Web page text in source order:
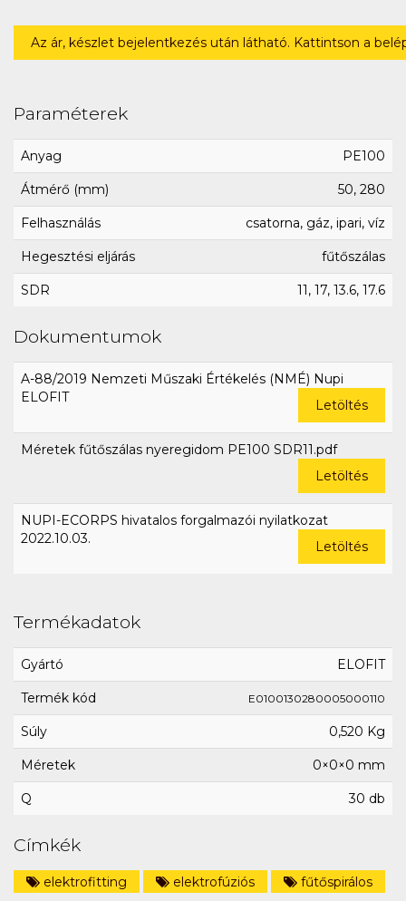
Az ár, készlet bejelentkezés után látható. Kattintson a
Paraméterek
Anyag PE100
Átmérő (mm) 50, 280
Felhasználás csatorna, gáz, ipari, víz
Hegesztési eljárás fűtőszálas
SDR 11, 17, 13.6, 17.6
Dokumentumok
A-88/2019 Nemzeti Műszaki Értékelés (NMÉ) Nupi
ELOFIT
Letöltés
Méretek fűtőszálas nyeregidom PE100 SDR11.pdf
Letöltés
NUPI-ECORPS hivatalos forgalmazói nyilatkozat
2022.10.03.
Letöltés
Termékadatok
Gyártó ELOFIT
Termék kód E0100130280005000110
Súly 0,520 Kg
Méretek 0×0×0 mm
Q 30 db
Címkék
elektrofitting elektrofúziós
fűtőspirálos